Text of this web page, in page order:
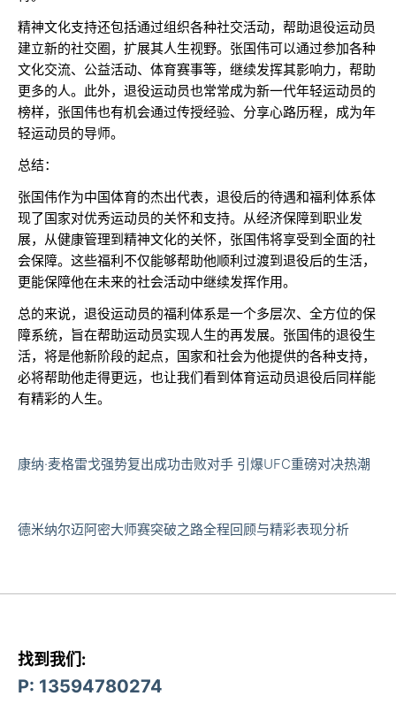
精神文化支持还包括通过组织各种社交活动，帮助退役运动员
建立新的社交圈，扩展其人生视野。张国伟可以通过参加各种
文化交流、公益活动、体育赛事等，继续发挥其影响力，帮助
更多的人。此外，退役运动员也常常成为新一代年轻运动员的
榜样，张国伟也有机会通过传授经验、分享心路历程，成为年
轻运动员的导师。
总结：
张国伟作为中国体育的杰出代表，退役后的待遇和福利体系体
现了国家对优秀运动员的关怀和支持。从经济保障到职业发
展，从健康管理到精神文化的关怀，张国伟将享受到全面的社
会保障。这些福利不仅能够帮助他顺利过渡到退役后的生活，
更能保障他在未来的社会活动中继续发挥作用。
总的来说，退役运动员的福利体系是一个多层次、全方位的保
障系统，旨在帮助运动员实现人生的再发展。张国伟的退役生
活，将是他新阶段的起点，国家和社会为他提供的各种支持，
必将帮助他走得更远，也让我们看到体育运动员退役后同样能
有精彩的人生。
康纳·麦格雷戈强势复出成功击败对手 引爆UFC重磅对决热潮
德米纳尔迈阿密大师赛突破之路全程回顾与精彩表现分析
找到我们:
P: 13594780274